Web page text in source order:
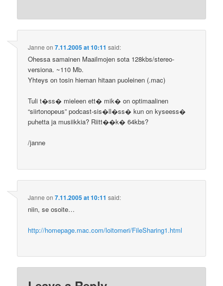
Janne on7.11.2005 at 10:11 said:
Ohessa samainen Maailmojen sota 128kbs/stereo-
versiona. ~110 Mb.
Yhteys on tosin hieman hitaan puoleinen (.mac)
Tuli t�ss� mieleen ett� mik� on optimaalinen
“siirtonopeus” podcast-sis�ll�ss� kun on kyseess�
puhetta ja musiikkia? Riitt��k� 64kbs?
/janne
Janne on7.11.2005 at 10:11 said:
niin, se osoite…
http://homepage.mac.com/loitomeri/FileSharing1.html